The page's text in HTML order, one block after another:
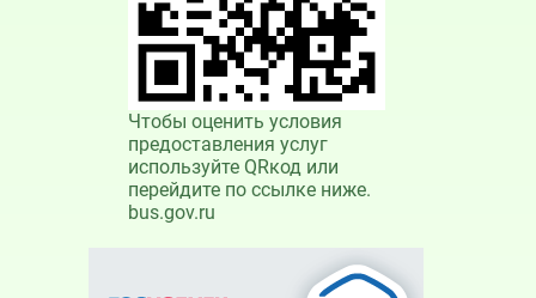
Чтобы оценить условия
предоставления услуг
используйте QRкод или
перейдите по ссылке ниже.
bus.gov.ru